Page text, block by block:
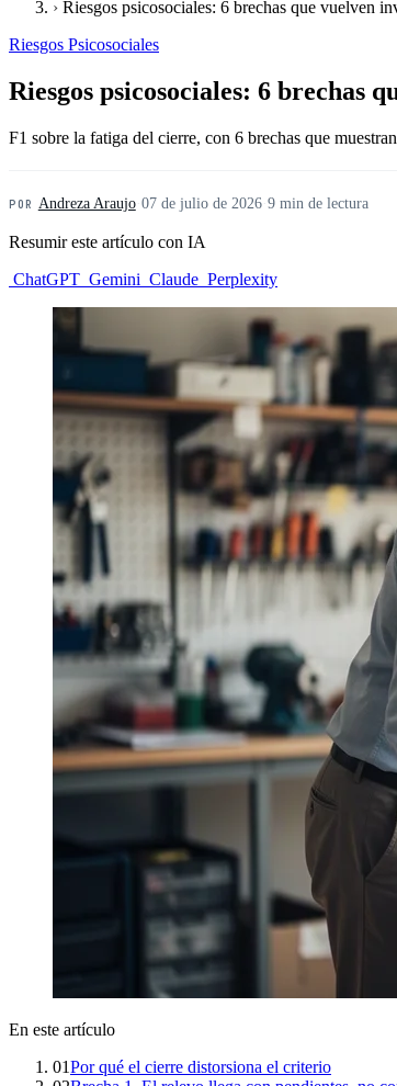
› Riesgos psicosociales: 6 brechas que vuelven
Riesgos Psicosociales
Riesgos psicosociales: 6 brechas
F1 sobre la fatiga del cierre, con 6 brechas que
POR Andreza Araujo· 07 de julio de 2026· 9 min de lectura
Resumir este artículo con IA
ChatGPT Gemini Claude Perplexity
En este artículo
01Por qué el cierre distorsiona el criterio